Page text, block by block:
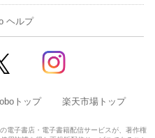
ヘルプ
トップ 楽天市場トップ
電子書店・電子書籍配信サービスが、著作権